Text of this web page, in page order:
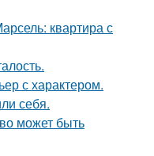
квартира с
с характером.
себя.
может быть